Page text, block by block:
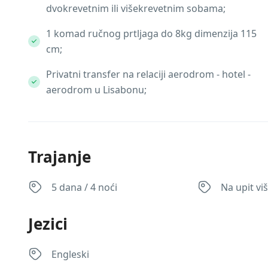
dvokrevetnim ili višekrevetnim sobama;
1 komad ručnog prtljaga do 8kg dimenzija 115
cm;
Privatni transfer na relaciji aerodrom - hotel -
aerodrom u Lisabonu;
Trajanje
5 dana / 4 noći Na upit
Jezici
Engleski